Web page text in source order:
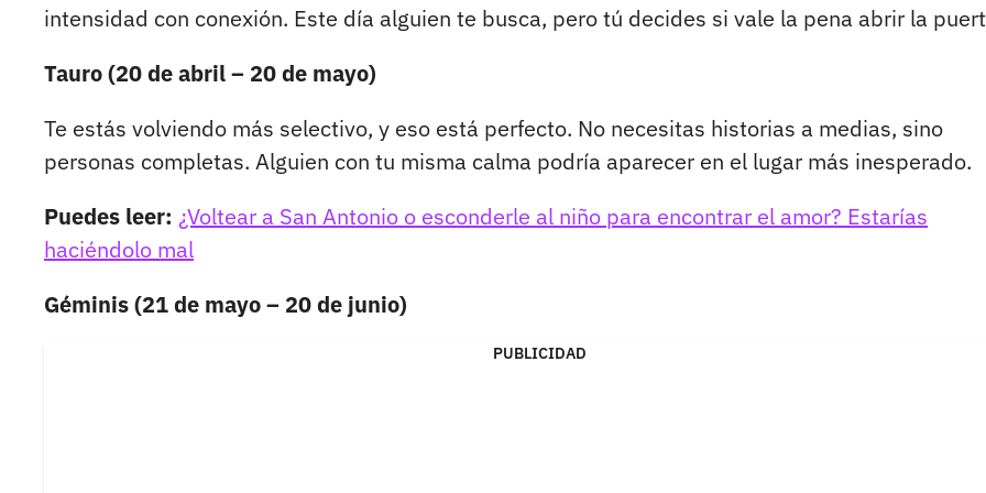
intensidad con conexión. Este día alguien te busca, pero tú decides si vale la pena abrir la
Tauro (20 de abril – 20 de mayo)
Te estás volviendo más selectivo, y eso está perfecto. No necesitas historias a medias, sino
personas completas. Alguien con tu misma calma podría aparecer en el lugar más inesperado.
Puedes leer: ¿Voltear a San Antonio o esconderle al niño para encontrar el amor? Estarías
haciéndolo mal
Géminis (21 de mayo – 20 de junio)
PUBLICIDAD